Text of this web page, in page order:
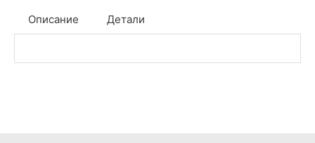
Описание Детали